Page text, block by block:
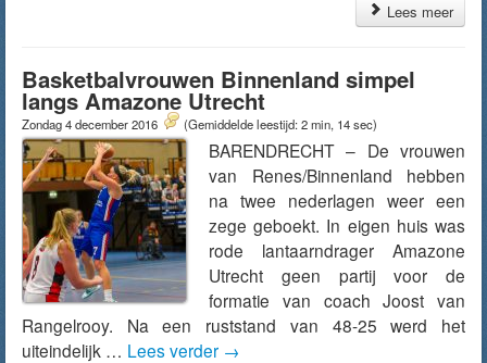
Lees meer
Basketbalvrouwen Binnenland simpel
langs Amazone Utrecht
Zondag 4 december 2016 (Gemiddelde leestijd: 2 min, 14 sec)
BARENDRECHT – De vrouwen
van Renes/Binnenland hebben
na twee nederlagen weer een
zege geboekt. In eigen huis was
rode lantaarndrager Amazone
Utrecht geen partij voor de
formatie van coach Joost van
Rangelrooy. Na een ruststand van 48-25 werd het
uiteindelijk … Lees verder →